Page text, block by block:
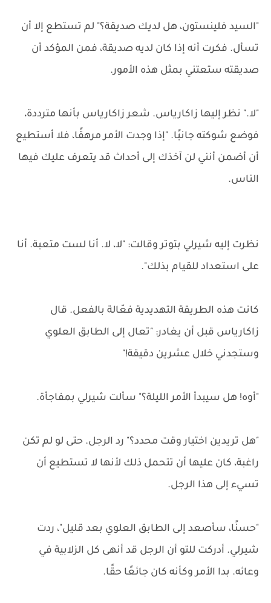
"السيد فلينستون، هل لديك صديقة؟" لم تستطع إلا أن
تسأل. فكرت أنه إذا كان لديه صديقة، فمن المؤكد أن
صديقته ستعتني بمثل هذه الأمور.
"لا." نظر إليها زاكارياس. شعر زاكارياس بأنها مترددة،
فوضع شوكته جانبًا. "إذا وجدت الأمر مرهقًا، فلا أستطيع
أن أضمن أنني لن آخذك إلى أحداث قد يتعرف عليك فيها
الناس.
نظرت إليه شيرلي بتوتر وقالت: "لا، لا. أنا لست متعبة. أنا
على استعداد للقيام بذلك".
كانت هذه الطريقة التهديدية فعّالة بالفعل. قال
زاكارياس قبل أن يغادر: "تعال إلى الطابق العلوي
وستجدني خلال عشرين دقيقة!"
"أوه! هل سيبدأ الأمر الليلة؟" سألت شيرلي بمفاجأة.
"هل تريدين اختيار وقت محدد؟" رد الرجل. حتى لو لم تكن
راغبة، كان عليها أن تتحمل ذلك لأنها لا تستطيع أن
تسيء إلى هذا الرجل.
"حسنًا، سأصعد إلى الطابق العلوي بعد قليل"، ردت
شيرلي. أدركت للتو أن الرجل قد أنهى كل الزلابية في
وعائه. بدا الأمر وكأنه كان جائعًا حقًا.